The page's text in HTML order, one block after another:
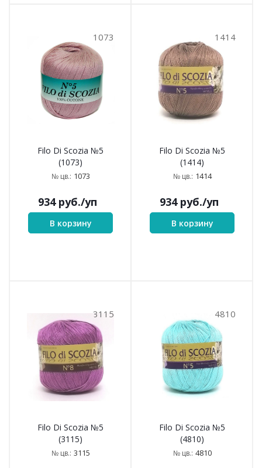
1073
Filo Di Scozia №5
(1073)
№ цв.: 1073
934руб./уп
В корзину
1414
Filo Di Scozia №5
(1414)
№ цв.: 1414
934руб./уп
В корзину
3115
Filo Di Scozia №5
(3115)
№ цв.: 3115
4810
Filo Di Scozia №5
(4810)
№ цв.: 4810